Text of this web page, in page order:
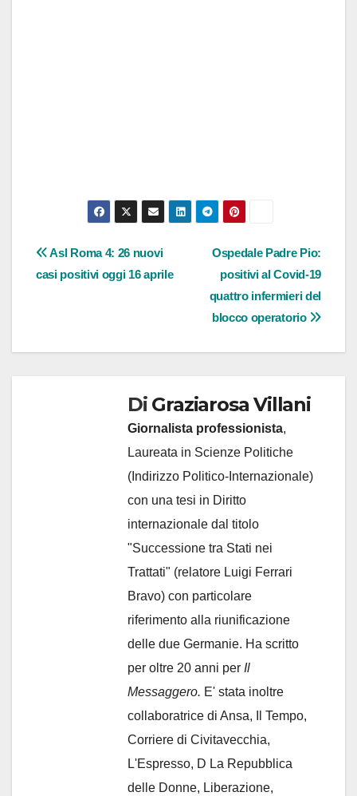
Navigazione
articoli
Ospedale Padre Pio:
positivi al Covid-19
quattro infermieri del
blocco operatorio
Asl Roma 4: 26 nuovi
casi positivi oggi 16 aprile
Di Graziarosa Villani
Giornalista professionista,
Laureata in Scienze Politiche
(Indirizzo Politico-Internazionale)
con una tesi in Diritto
internazionale dal titolo
"Successione tra Stati nei
Trattati" (relatore Luigi Ferrari
Bravo) con particolare
riferimento alla riunificazione
delle due Germanie. Ha scritto
per oltre 20 anni per Il
Messaggero. E' stata inoltre
collaboratrice di Ansa, Il Tempo,
Corriere di Civitavecchia,
L'Espresso, D La Repubblica
delle Donne, Liberazione,